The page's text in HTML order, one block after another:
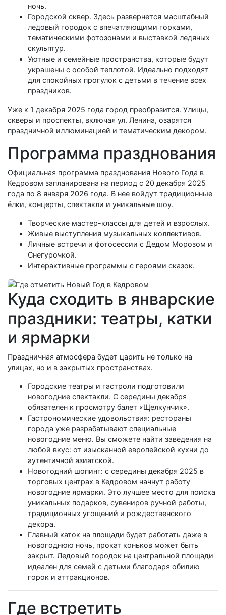
ночь.
Городской сквер. Здесь развернется масштабный
ледовый городок с впечатляющими горками,
тематическими фотозонами и выставкой ледяных
скульптур.
Уютные и семейные пространства, которые будут
украшены с особой теплотой. Идеально подходят
для спокойных прогулок с детьми в течение всех
праздников.
Уже к 1 декабря 2025 года город преобразится. Улицы,
скверы и проспекты, включая ул. Ленина, озарятся
праздничной иллюминацией и тематическим декором.
Программа празднования
Официальная программа празднования Нового Года в
Кедровом запланирована на период с 20 декабря 2025
года по 8 января 2026 года. В нее войдут традиционные
ёлки, концерты, спектакли и уникальные шоу.
Творческие мастер-классы для детей и взрослых.
Живые выступления музыкальных коллективов.
Личные встречи и фотосессии с Дедом Морозом и
Снегурочкой.
Интерактивные программы с героями сказок.
Куда сходить в январские
праздники: театры, катки
и ярмарки
Праздничная атмосфера будет царить не только на
улицах, но и в закрытых пространствах.
Городские театры и гастроли подготовили
новогодние спектакли. С середины декабря
обязателен к просмотру балет «Щелкунчик».
Гастрономические удовольствия: рестораны
города уже разрабатывают специальные
новогодние меню. Вы сможете найти заведения на
любой вкус: от изысканной европейской кухни до
аутентичной азиатской.
Новогодний шопинг: с середины декабря 2025 в
торговых центрах в Кедровом начнут работу
новогодние ярмарки. Это лучшее место для поиска
уникальных подарков, сувениров ручной работы,
традиционных угощений и рождественского
декора.
Главный каток на площади будет работать даже в
новогоднюю ночь, прокат коньков может быть
закрыт. Ледовый городок на центральной площади
идеален для семей с детьми благодаря обилию
горок и аттракционов.
Где встретить